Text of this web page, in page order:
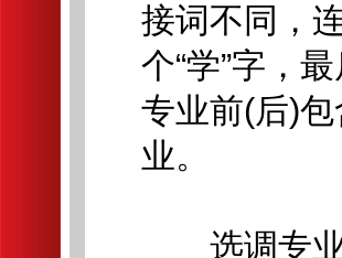
接词不同，
个“学”字，
专业前(后)包
业。
选调专业